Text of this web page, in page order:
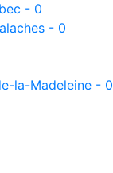
- 0
- 0
la-Madeleine - 0